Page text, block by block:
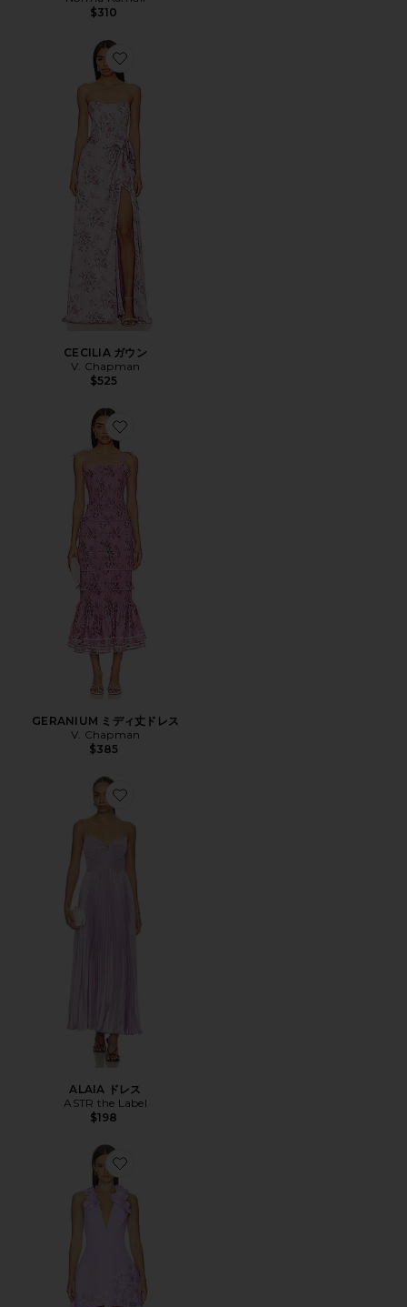
$310
Favorite CECILIA ガウン
CECILIA ガウン
V. Chapman
$525
Favorite GERANIUM ミディ丈ドレス
GERANIUM ミディ丈ドレス
V. Chapman
$385
Favorite ALAIA ドレス
ALAIA ドレス
ASTR the Label
$198